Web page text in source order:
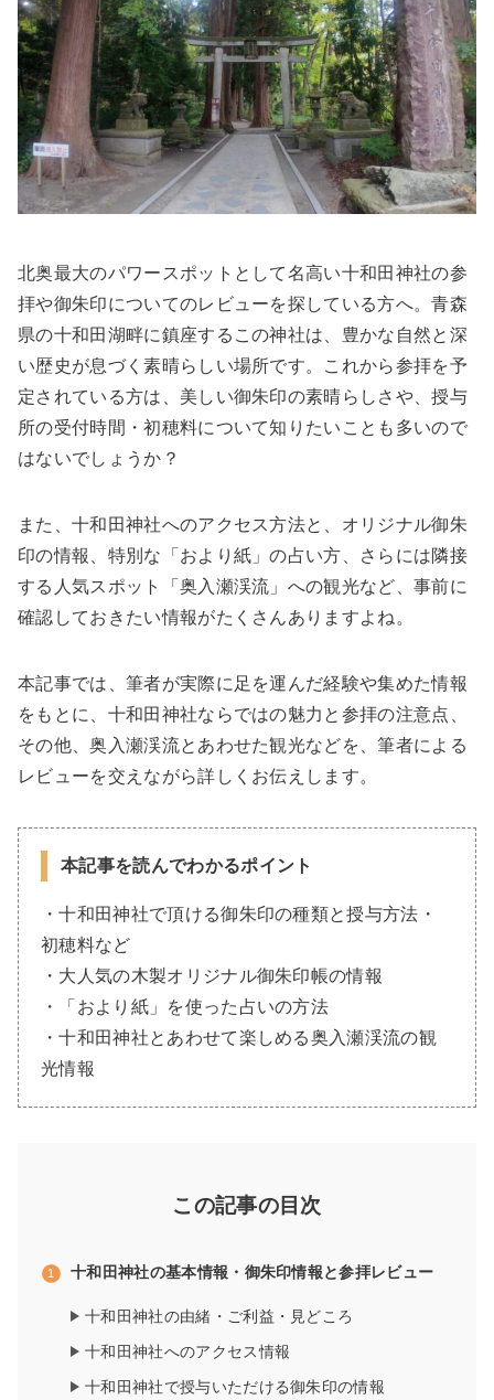
北奥最大のパワースポットとして名高い十和田神社の参
拝や御朱印についてのレビューを探している方へ。青森
県の十和田湖畔に鎮座するこの神社は、豊かな自然と深
い歴史が息づく素晴らしい場所です。これから参拝を予
定されている方は、美しい御朱印の素晴らしさや、授与
所の受付時間・初穂料について知りたいことも多いので
はないでしょうか？
また、十和田神社へのアクセス方法と、オリジナル御朱
印の情報、特別な「おより紙」の占い方、さらには隣接
する人気スポット「奥入瀬渓流」への観光など、事前に
確認しておきたい情報がたくさんありますよね。
本記事では、筆者が実際に足を運んだ経験や集めた情報
をもとに、十和田神社ならではの魅力と参拝の注意点、
その他、奥入瀬渓流とあわせた観光などを、筆者による
レビューを交えながら詳しくお伝えします。
本記事を読んでわかるポイント
・十和田神社で頂ける御朱印の種類と授与方法・
初穂料など
・大人気の木製オリジナル御朱印帳の情報
・「おより紙」を使った占いの方法
・十和田神社とあわせて楽しめる奥入瀬渓流の観
光情報
この記事の目次
十和田神社の基本情報・御朱印情報と参拝レビュー
十和田神社の由緒・ご利益・見どころ
十和田神社へのアクセス情報
十和田神社で授与いただける御朱印の情報